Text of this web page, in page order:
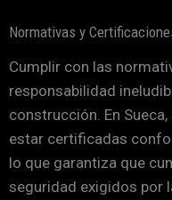
Normativas y
Cumplir con las
responsabilidad
construcción. En
estar certificadas
lo que garantiza que
seguridad exigidos por